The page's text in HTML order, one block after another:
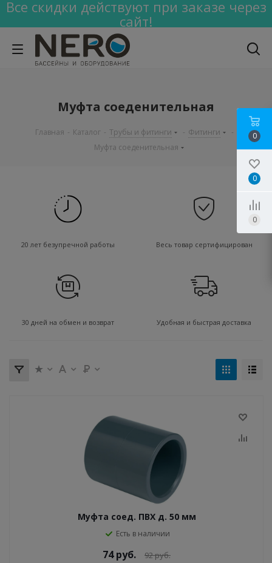
Все скидки действуют при заказе через
сайт!
Муфта соеденительная
Главная - Каталог - Трубы и фитинги - Фитинги
-
Муфта соеденительная
20 лет безупречной работы Весь товар сертифицирован
30 дней на обмен и возврат Удобная и быстрая доставка
Муфта соед. ПВХ д. 50 мм
Есть в наличии
74руб. 92руб.
0
0
0